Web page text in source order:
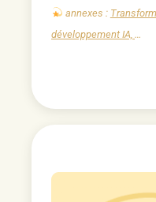
annexes :
développement IA, …